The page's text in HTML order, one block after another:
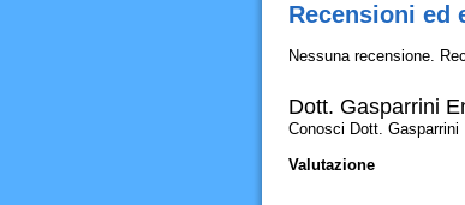
Recensioni ed
Nessuna recensione.
Dott. Gasparrini
Conosci Dott.
Valutazione